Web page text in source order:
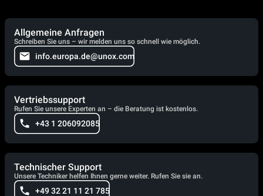
Allgemeine Anfragen
Schreiben Sie uns – wir melden uns so schnell wie möglich.
info.europa.de@unox.com
Vertriebssupport
Rufen Sie unsere Experten an – die Beratung ist kostenlos.
+43 1 206092085
Technischer Support
Unsere Techniker helfen Ihnen gerne weiter. Rufen Sie sie an.
+49 32 21 11 21 785